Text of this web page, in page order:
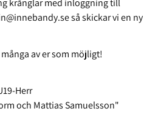
krånglar med inloggning till
så skickar vi en ny
av er som möjligt!
Herr
och Mattias Samuelsson"